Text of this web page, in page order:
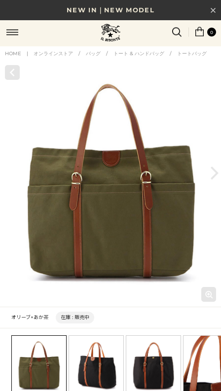
NEW IN｜NEW MODEL
8/17(月)10時まで｜税込11,000円以上で送料無料
贈る相手やシーンから選べる、新しいギフトガイド
0
HOME | オンラインストア / バッグ / トート & ハンドバッグ / トートバッグ
オリーブ×あか茶 在庫 : 販売中